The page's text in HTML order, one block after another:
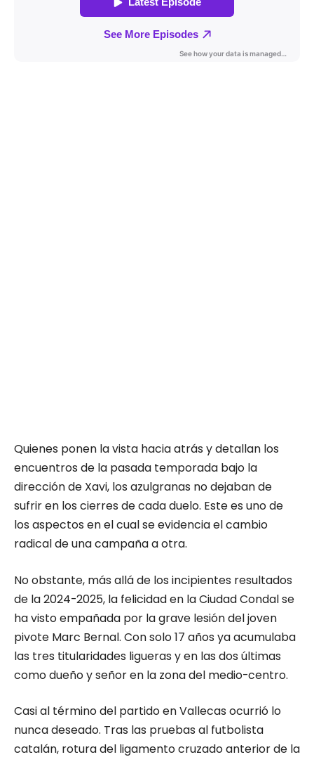
Quienes ponen la vista hacia atrás y detallan los
encuentros de la pasada temporada bajo la
dirección de Xavi, los azulgranas no dejaban de
sufrir en los cierres de cada duelo. Este es uno de
los aspectos en el cual se evidencia el cambio
radical de una campaña a otra.
No obstante, más allá de los incipientes resultados
de la 2024-2025, la felicidad en la Ciudad Condal se
ha visto empañada por la grave lesión del joven
pivote Marc Bernal. Con solo 17 años ya acumulaba
las tres titularidades ligueras y en las dos últimas
como dueño y señor en la zona del medio-centro.
Casi al término del partido en Vallecas ocurrió lo
nunca deseado. Tras las pruebas al futbolista
catalán, rotura del ligamento cruzado anterior de la